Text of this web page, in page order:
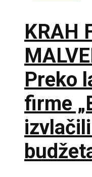
KRAH
Preko
firme